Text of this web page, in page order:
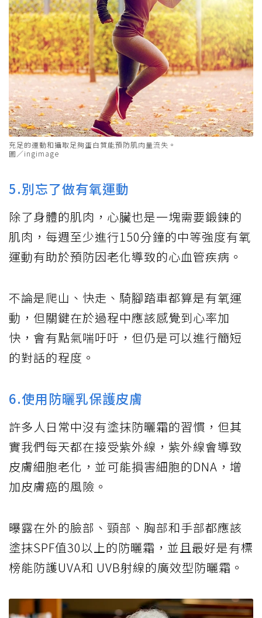
充足的運動和攝取足夠蛋白質能預防肌肉量流失。
圖／ingimage
5.別忘了做有氧運動
除了身體的肌肉，心臟也是一塊需要鍛鍊的
肌肉，每週至少進行150分鐘的中等強度有氧
運動有助於預防因老化導致的心血管疾病。
不論是爬山、快走、騎腳踏車都算是有氧運
動，但關鍵在於過程中應該感覺到心率加
快，會有點氣喘吁吁，但仍是可以進行簡短
的對話的程度。
6.使用防曬乳保護皮膚
許多人日常中沒有塗抹防曬霜的習慣，但其
實我們每天都在接受紫外線，紫外線會導致
皮膚細胞老化，並可能損害細胞的DNA，增
加皮膚癌的風險。
曝露在外的臉部、頸部、胸部和手部都應該
塗抹SPF值30以上的防曬霜，並且最好是有標
榜能防護UVA和 UVB射線的廣效型防曬霜。